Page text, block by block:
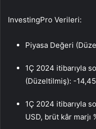
InvestingPro Verileri:
Piyasa Değeri
1Ç 2024 itibarıyla
(Düzeltilmiş): -14,45
1Ç 2024 itibarıyla
USD, brüt kâr marjı